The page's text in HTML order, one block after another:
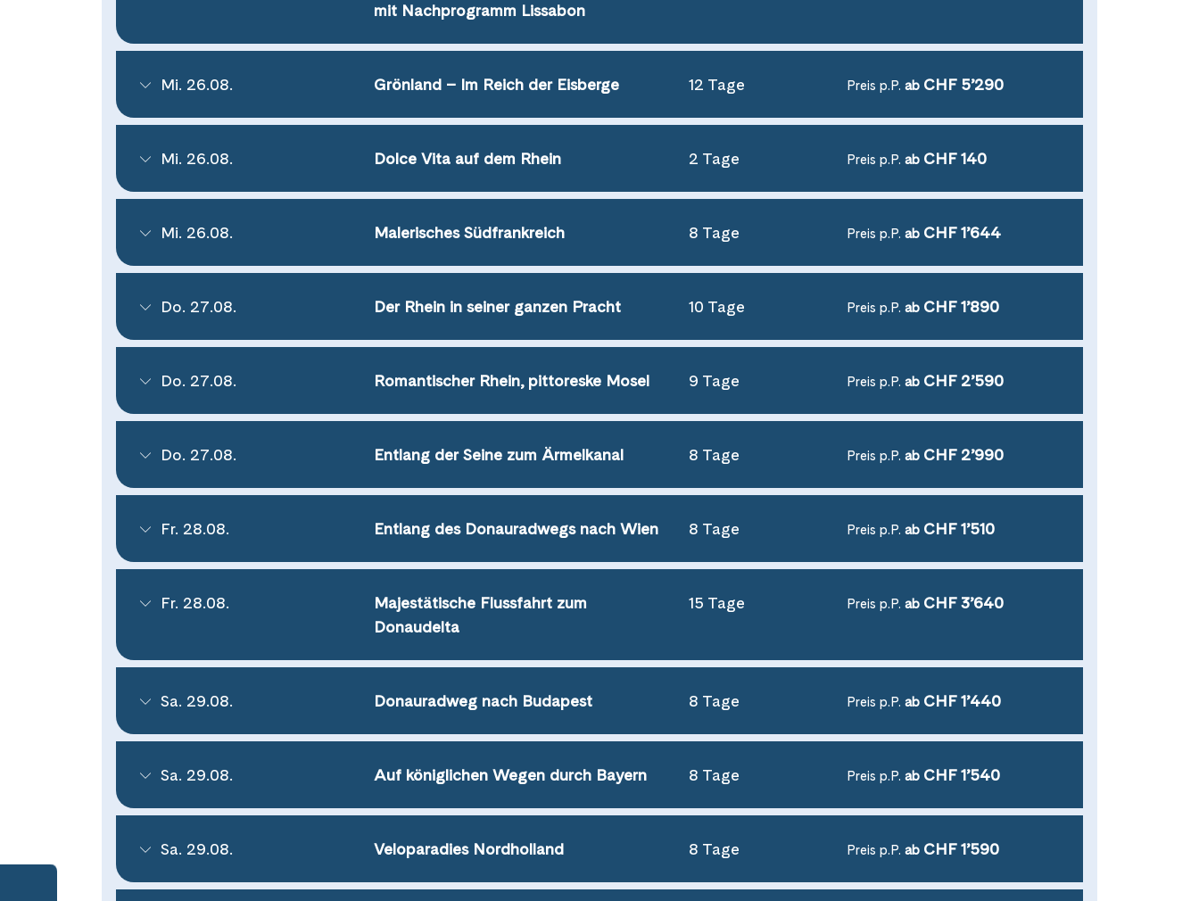
mit Nachprogramm Lissabon
Mi. 26.08. Grönland – Im Reich der Eisberge 12 Tage Preis p.P. ab CHF 5’290
Mi. 26.08. Dolce Vita auf dem Rhein 2 Tage Preis p.P. ab CHF 140
Mi. 26.08. Malerisches Südfrankreich 8 Tage Preis p.P. ab CHF 1’644
Do. 27.08. Der Rhein in seiner ganzen Pracht 10 Tage Preis p.P. ab CHF 1’890
Do. 27.08. Romantischer Rhein, pittoreske Mosel 9 Tage Preis p.P. ab CHF 2’590
Do. 27.08. Entlang der Seine zum Ärmelkanal 8 Tage Preis p.P. ab CHF 2’990
Fr. 28.08. Entlang des Donauradwegs nach Wien 8 Tage Preis p.P. ab CHF 1’510
Fr. 28.08.
Majestätische Flussfahrt zum
Donaudelta
15 Tage Preis p.P. ab CHF 3’640
Sa. 29.08. Donauradweg nach Budapest 8 Tage Preis p.P. ab CHF 1’440
Sa. 29.08. Auf königlichen Wegen durch Bayern 8 Tage Preis p.P. ab CHF 1’540
Sa. 29.08. Veloparadies Nordholland 8 Tage Preis p.P. ab CHF 1’590